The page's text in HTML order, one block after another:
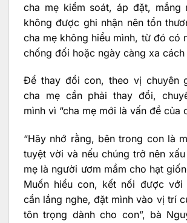
cha mẹ kiểm soát, áp đặt, mắng
không được ghi nhận nên tổn
cha mẹ không hiểu mình, từ đó có
chống đối hoặc ngày càng xa
Để thay đổi con, theo vị chuyên
cha mẹ cần phải thay đổi,
mình vì “cha mẹ mới là vấn đề của
“Hãy nhớ rằng, bên trong con là
tuyệt vời và nếu chúng trở nên
mẹ là người ươm mầm cho hạt
Muốn hiểu con, kết nối được với
cần lắng nghe, đặt mình vào vị trí
tôn trọng dành cho con”, bà